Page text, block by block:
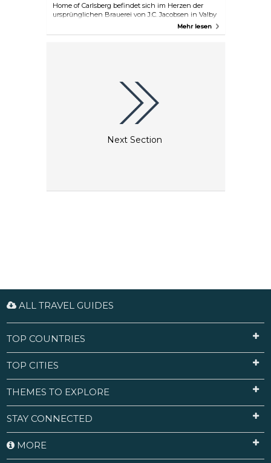
Home of Carlsberg befindet sich im Herzen der
ursprünglichen Brauerei von J.C. Jacobsen in Valby
Bakke und bietet eine faszinierende Reise in die
Geschichte, die Brautraditionen und das Erbe der
Mehr lesen
Next Section
ALL TRAVEL GUIDES
TOP COUNTRIES
TOP CITIES
THEMES TO EXPLORE
STAY CONNECTED
MORE